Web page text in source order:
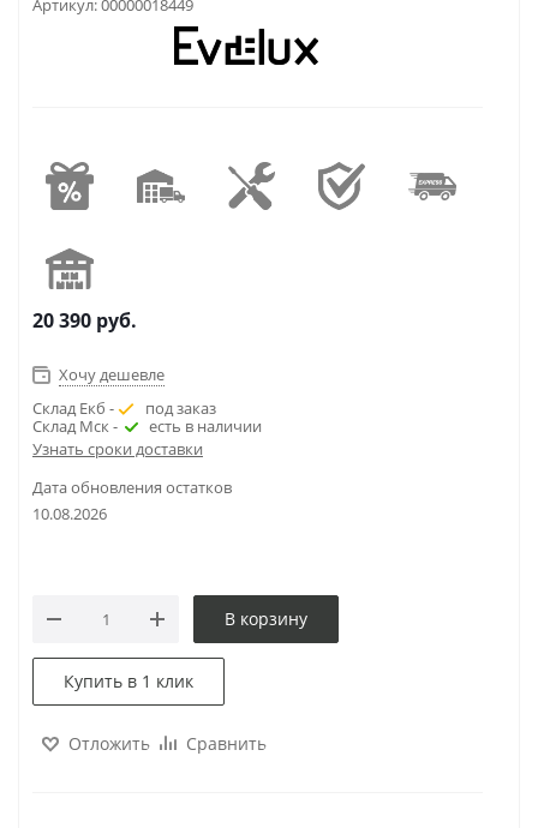
Артикул:00000018449
20 390 руб.
Хочу дешевле
Склад Екб -
под заказ
Склад Мск -
есть в наличии
Узнать сроки доставки
Дата обновления остатков
10.08.2026
В корзину
Купить в 1 клик
Отложить Сравнить